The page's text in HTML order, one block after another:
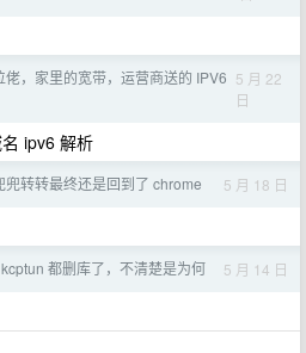
佬，家里的宽带，运营商送的 IPV6 5 月 22
日
ipv6 解析
兜转转最终还是回到了 chrome 5 月 18 日
kcptun 都删库了，不清楚是为何 5 月 14 日